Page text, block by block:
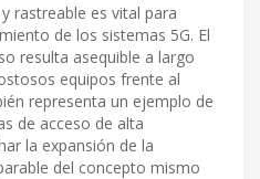
rastreable es vital para
de los sistemas 5G. El
resulta asequible a largo
equipos frente al
representa un ejemplo de
de acceso de alta
la expansión de la
del concepto mismo